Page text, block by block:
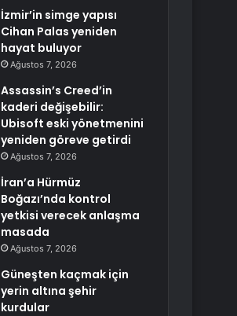
İzmir’in simge yapısı
Cihan Palas yeniden
hayat buluyor
Ağustos 7, 2026
Assassin’s Creed’in
kaderi değişebilir:
Ubisoft eski yönetmenini
yeniden göreve getirdi
Ağustos 7, 2026
İran’a Hürmüz
Boğazı’nda kontrol
yetkisi verecek anlaşma
masada
Ağustos 7, 2026
Güneşten kaçmak için
yerin altına şehir
kurdular